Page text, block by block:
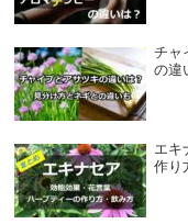
チャ
の違
エキ
作り